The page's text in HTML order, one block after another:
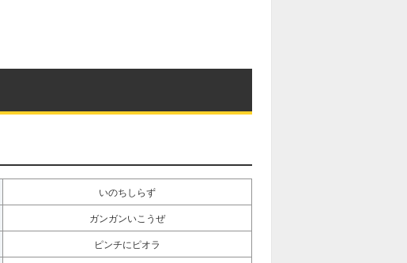
いのちしらず
ガンガンいこうぜ
ピンチにピオラ